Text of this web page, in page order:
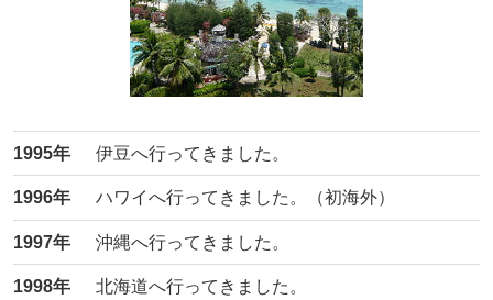
1995年 伊豆へ行ってきました。
1996年 ハワイへ行ってきました。（初海外）
1997年 沖縄へ行ってきました。
1998年 北海道へ行ってきました。